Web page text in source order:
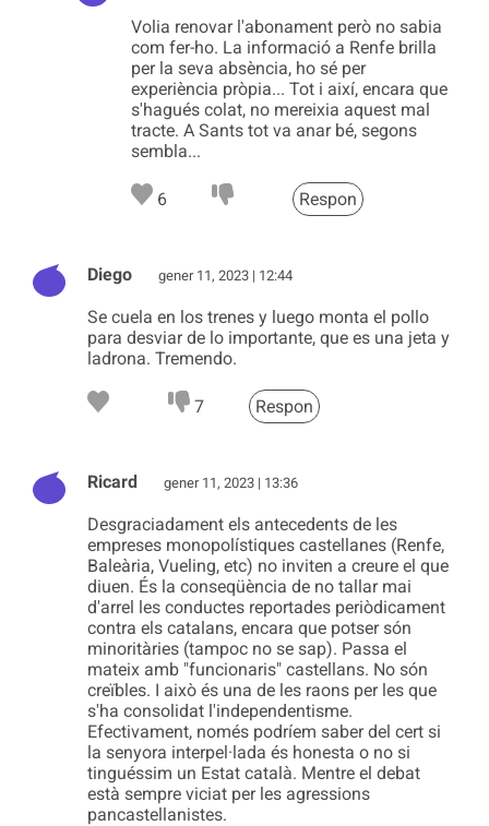
Volia renovar l'abonament però no sabia
com fer-ho. La informació a Renfe brilla
per la seva absència, ho sé per
experiència pròpia... Tot i així, encara que
s'hagués colat, no mereixia aquest mal
tracte. A Sants tot va anar bé, segons
sembla...
6 Respon
Diego gener 11, 2023 | 12:44
Se cuela en los trenes y luego monta el pollo
para desviar de lo importante, que es una jeta y
ladrona. Tremendo.
7 Respon
Ricard gener 11, 2023 | 13:36
Desgraciadament els antecedents de les
empreses monopolístiques castellanes (Renfe,
Baleària, Vueling, etc) no inviten a creure el que
diuen. És la conseqüència de no tallar mai
d'arrel les conductes reportades periòdicament
contra els catalans, encara que potser són
minoritàries (tampoc no se sap). Passa el
mateix amb "funcionaris" castellans. No són
creïbles. I això és una de les raons per les que
s'ha consolidat l'independentisme.
Efectivament, només podríem saber del cert si
la senyora interpel·lada és honesta o no si
tinguéssim un Estat català. Mentre el debat
està sempre viciat per les agressions
pancastellanistes.